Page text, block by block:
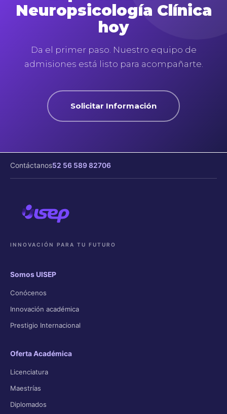
Neuropsicología Clínica
hoy
Da el primer paso. Nuestro equipo de
admisiones está listo para acompañarte.
Solicitar Información
Contáctanos52 56 589 82706
INNOVACIÓN PARA TU FUTURO
Somos UISEP
Conócenos
Innovación académica
Prestigio Internacional
Oferta Académica
Licenciatura
Maestrías
Diplomados